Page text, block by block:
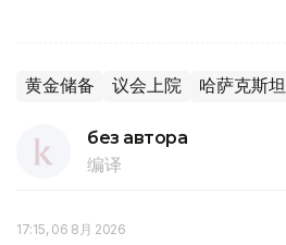
黄金储备 议会上院 哈萨克斯坦
без автора
编译
17:15, 06 8月 2026